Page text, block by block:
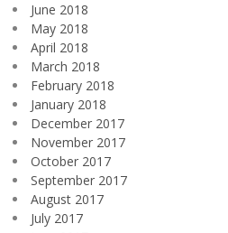
June 2018
May 2018
April 2018
March 2018
February 2018
January 2018
December 2017
November 2017
October 2017
September 2017
August 2017
July 2017